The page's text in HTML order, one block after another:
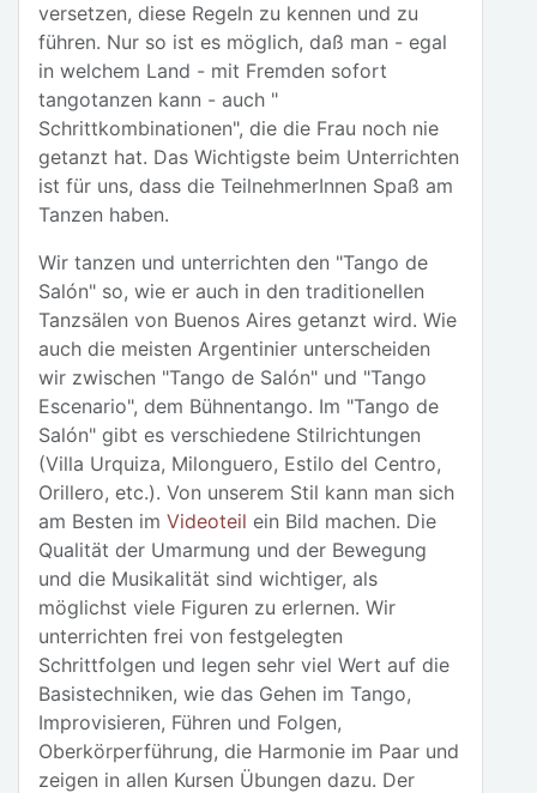
versetzen, diese Regeln zu kennen und zu
führen. Nur so ist es möglich, daß man - egal
in welchem Land - mit Fremden sofort
tangotanzen kann - auch "
Schrittkombinationen", die die Frau noch nie
getanzt hat. Das Wichtigste beim Unterrichten
ist für uns, dass die TeilnehmerInnen Spaß am
Tanzen haben.
Wir tanzen und unterrichten den "Tango de
Salón" so, wie er auch in den traditionellen
Tanzsälen von Buenos Aires getanzt wird. Wie
auch die meisten Argentinier unterscheiden
wir zwischen "Tango de Salón" und "Tango
Escenario", dem Bühnentango. Im "Tango de
Salón" gibt es verschiedene Stilrichtungen
(Villa Urquiza, Milonguero, Estilo del Centro,
Orillero, etc.). Von unserem Stil kann man sich
am Besten im Videoteil ein Bild machen. Die
Qualität der Umarmung und der Bewegung
und die Musikalität sind wichtiger, als
möglichst viele Figuren zu erlernen. Wir
unterrichten frei von festgelegten
Schrittfolgen und legen sehr viel Wert auf die
Basistechniken, wie das Gehen im Tango,
Improvisieren, Führen und Folgen,
Oberkörperführung, die Harmonie im Paar und
zeigen in allen Kursen Übungen dazu. Der